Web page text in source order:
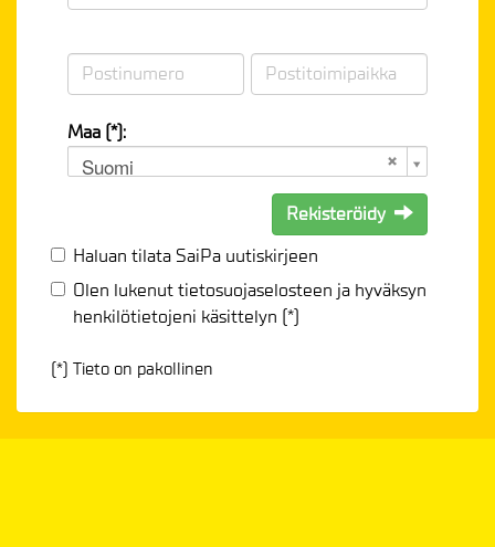
Maa (*):
Suomi
Rekisteröidy
Haluan tilata SaiPa uutiskirjeen
Olen lukenuttietosuojaselosteen ja hyväksyn
henkilötietojeni käsittelyn (*)
(*) Tieto on pakollinen